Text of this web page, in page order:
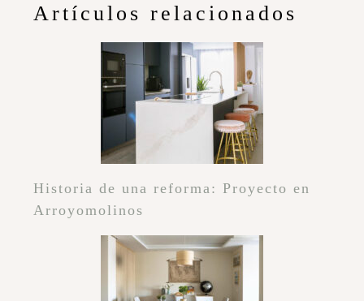
Artículos relacionados
Historia de una reforma: Proyecto en
Arroyomolinos